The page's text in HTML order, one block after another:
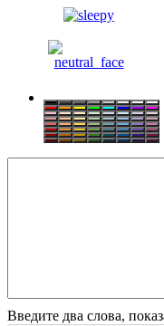
Введите два слова,